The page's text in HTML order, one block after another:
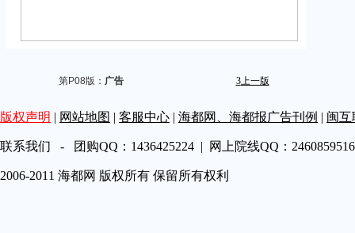
第P08版： 广告 3上一版
第A18
第A19
版权声明 | 网站地图 | 客服中心 | 海都网、海都报广告刊例 | 闽互
联系我们 - 团购QQ：1436425224 | 网上院线QQ：
2006-2011 海都网 版权所有 保留所有权利